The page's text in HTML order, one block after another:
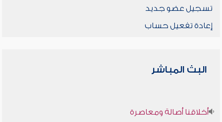
تسجيل عضو جديد
إعادة تفعيل حساب
البث المباشر
أخلاقنا أصالة ومعاصرة